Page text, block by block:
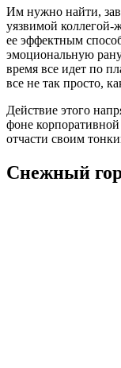
Им нужно найти,
уязвимой
ее эффектным
эмоциональную
время все идет по
все не так просто,
Действие этого
фоне
отчасти своим
Снежный